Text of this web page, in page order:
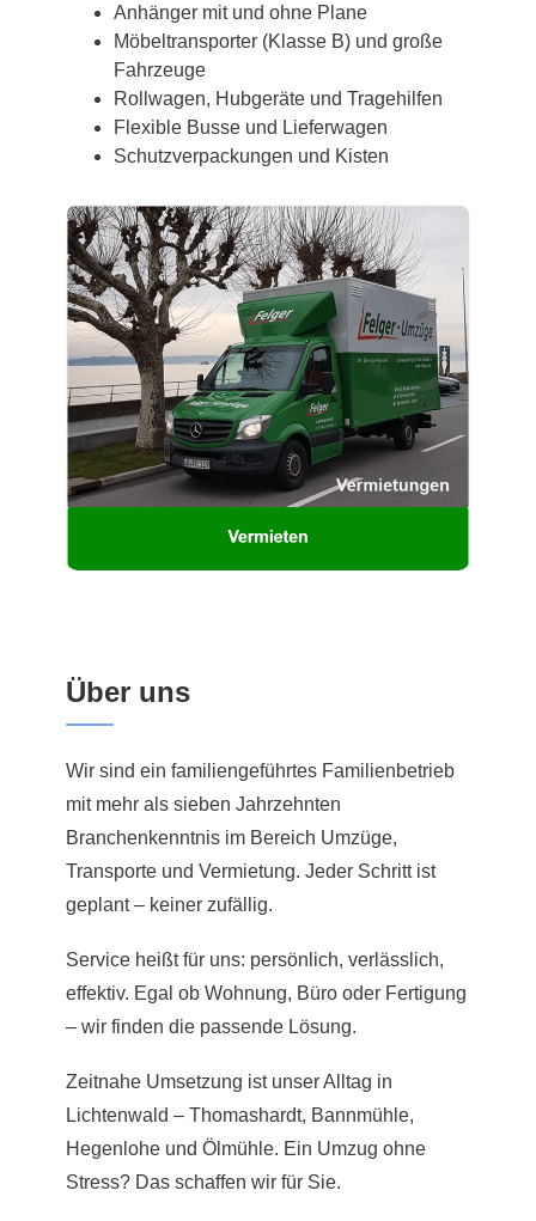
Anhänger mit und ohne Plane
Möbeltransporter (Klasse B) und große
Fahrzeuge
Rollwagen, Hubgeräte und Tragehilfen
Flexible Busse und Lieferwagen
Schutzverpackungen und Kisten
Über uns
Wir sind ein familiengeführtes Familienbetrieb
mit mehr als sieben Jahrzehnten
Branchenkenntnis im Bereich Umzüge,
Transporte und Vermietung. Jeder Schritt ist
geplant – keiner zufällig.
Service heißt für uns: persönlich, verlässlich,
effektiv. Egal ob Wohnung, Büro oder Fertigung
– wir finden die passende Lösung.
Zeitnahe Umsetzung ist unser Alltag in
Lichtenwald – Thomashardt, Bannmühle,
Hegenlohe und Ölmühle. Ein Umzug ohne
Stress? Das schaffen wir für Sie.